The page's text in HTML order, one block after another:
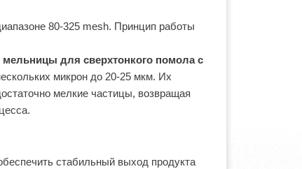
80-325 mesh. Принцип работы
мельницы для сверхтонкого помола с
микрон до 20-25 мкм. Их
мелкие частицы, возвращая
стабильный выход продукта